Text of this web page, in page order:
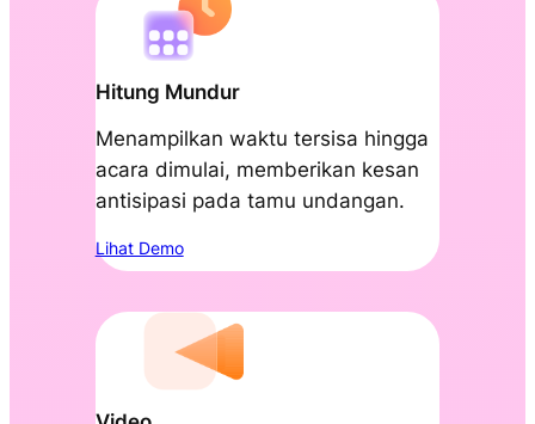
Hitung Mundur
Menampilkan waktu tersisa hingga
acara dimulai, memberikan kesan
antisipasi pada tamu undangan.
Lihat Demo